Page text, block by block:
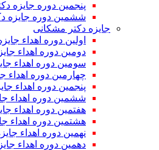
پنجمین دوره جایزه
ششمین دوره جایزه
جایزه دکتر مشکانی
اولین دوره اهداء
دومین دوره اهداء
سومین دوره اهداء
چهارمین دوره اهداء
پنجمین دوره اهداء
ششمین دوره اهداء
هفتمین دوره اهداء
هشتمین دوره اهداء
نهمین دوره اهداء
دهمین دوره اهداء